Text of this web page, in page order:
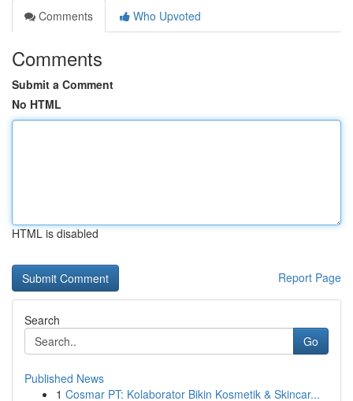
Comments
Who Upvoted
Comments
Submit a Comment
No HTML
HTML is disabled
Report Page
Search
Go
Published News
1 Cosmar PT: Kolaborator Bikin Kosmetik & Skincar...